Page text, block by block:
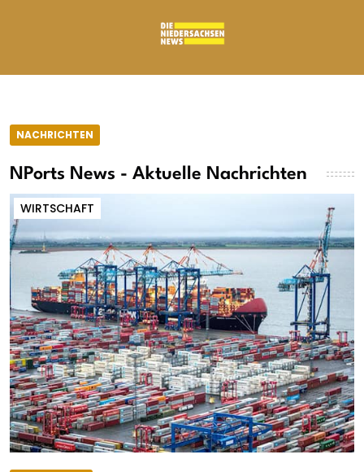
NACHRICHTEN
NPorts News - Aktuelle Nachrichten
WIRTSCHAFT